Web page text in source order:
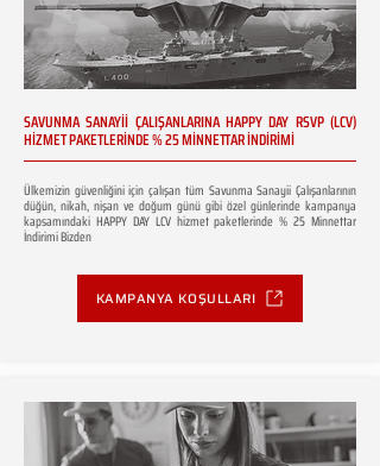
SAVUNMA SANAYİİ ÇALIŞANLARINA HAPPY DAY RSVP (LCV)
HİZMET PAKETLERİNDE % 25 MİNNETTAR İNDİRİMİ
Ülkemizin güvenliğini için çalışan tüm Savunma Sanayii Çalışanlarının
düğün, nikah, nişan ve doğum günü gibi özel günlerinde kampanya
kapsamındaki HAPPY DAY LCV hizmet paketlerinde % 25 Minnettar
İndirimi Bizden
KAMPANYA KOŞULLARI